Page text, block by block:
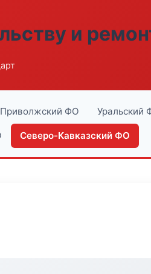
и
Приволжский ФО Уральский
Северо-Кавказский ФО